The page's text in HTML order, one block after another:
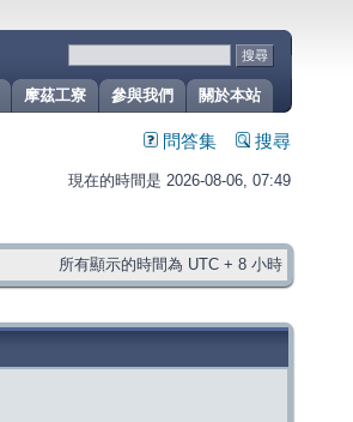
關於本站
參與我們
摩茲工寮
問答集 搜尋
現在的時間是 2026-08-06, 07:49
所有顯示的時間為 UTC + 8 小時